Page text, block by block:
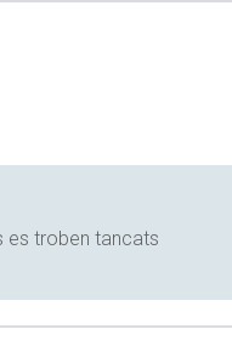
es troben tancats